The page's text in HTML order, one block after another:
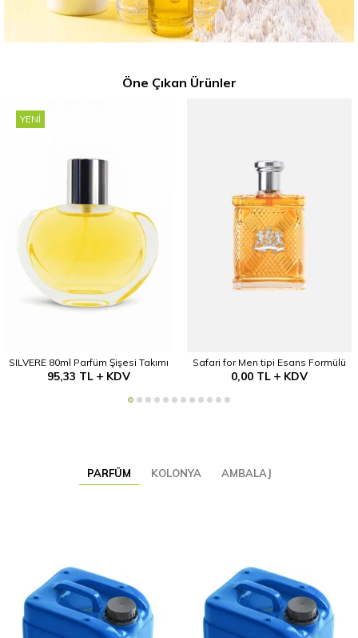
Öne Çıkan Ürünler
YENI
SILVERE 80ml Parfüm Şişesi Takımı
95,33 TL KDV
Safari for Men tipi Esans Formülü
0,00 TL KDV
PARFÜM KOLONYA AMBALAJ